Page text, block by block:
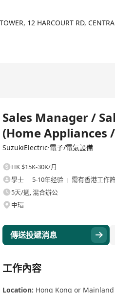
12 HARCOURT RD,
Sales Manager /
(Home Appliances
SuzukiElectric·電子/電氣設備
HK $15K-30K/月
學士
5-10年经验
需有香港工作
5天/週, 混合辦公
中環
傳送投遞消息
工作內容
Location: Hong Kong or